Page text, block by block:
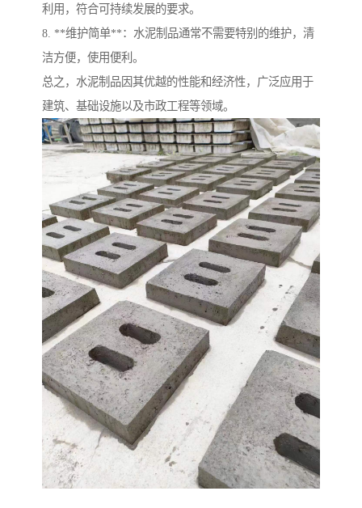
利用，符合可持续发展的要求。
8. **维护简单**：水泥制品通常不需要特别的维护，清
洁方便，使用便利。
总之，水泥制品因其优越的性能和经济性，广泛应用于
建筑、基础设施以及市政工程等领域。